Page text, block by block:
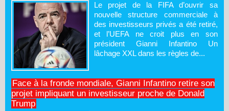
Le projet de la FIFA d’ouvrir sa
nouvelle structure commerciale à
des investisseurs privés a été retiré,
et l’UEFA ne croit plus en son
président Gianni Infantino Un
lâchage XXL dans les règles de...
Face à la fronde mondiale, Gianni Infantino retire son
projet impliquant un investisseur proche de Donald
Trump